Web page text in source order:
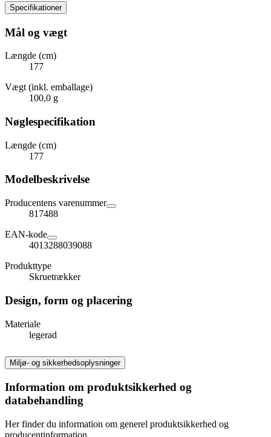
Specifikationer
Mål og vægt
Længde (cm)
177
Vægt (inkl. emballage)
100,0 g
Nøglespecifikation
Længde (cm)
177
Modelbeskrivelse
Producentens varenummer
817488
EAN-kode
4013288039088
Produkttype
Skruetrækker
Design, form og placering
Materiale
legerad
Miljø- og sikkerhedsoplysninger
Information om produktsikkerhed og
databehandling
Her finder du information om generel produktsikkerhed og